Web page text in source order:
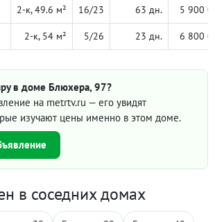
2-к, 49.6 м² 16/23 63 дн. 5 900
2-к, 54 м² 5/26 23 дн. 6 800
в доме Блюхера, 97?
на metrtv.ru — его увидят
изучают цены именно в этом доме.
в соседних домах